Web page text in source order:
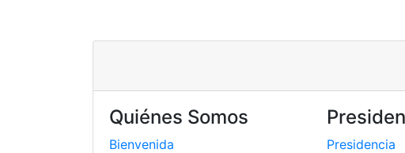
Quiénes Somos
Bienvenida
Presidencia